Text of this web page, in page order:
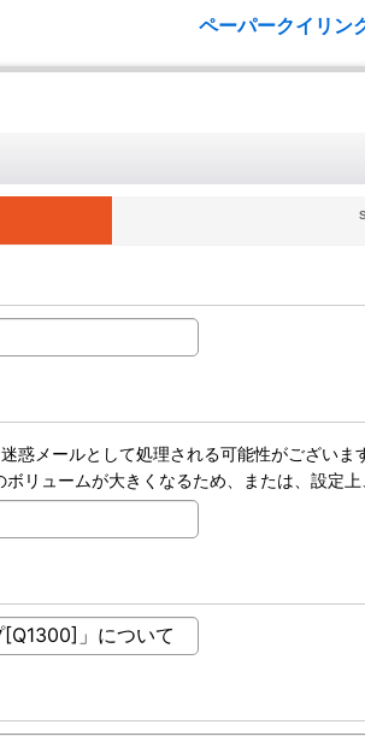
ペーパークイリン
惑メールとして処理される可能性がございま
リュームが大きくなるため、または、設定